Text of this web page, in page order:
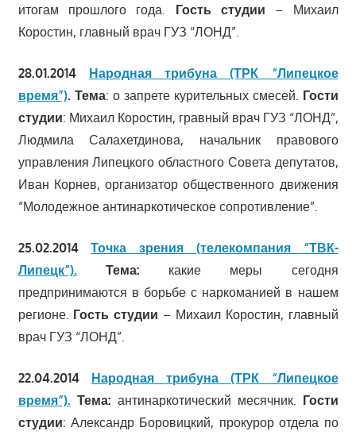
итогам прошлого года. Гость студии – Михаил
Коростин, главный врач ГУЗ “ЛОНД”.
28.01.2014 Народная трибуна (ТРК “Липецкое
время”). Тема: о запрете курительных смесей. Гости
студии: Михаил Коростин, гравный врач ГУЗ “ЛОНД”,
Людмила Салахетдинова, начальник правового
управления Липецкого областного Совета депутатов,
Иван Корнев, организатор общественного движения
“Молодежное антинаркотическое сопротивление”.
25.02.2014Точка зрения (телекомпания “ТВК-
Липецк”).
Тема: какие меры сегодня
предпринимаются в борьбе с наркоманией в нашем
регионе. Гость студии – Михаил Коростин, главный
врач ГУЗ “ЛОНД”.
22.04.2014 Народная трибуна (ТРК “Липецкое
время”). Тема: антинаркотический месячник. Гости
студии: Александр Боровицкий, прокурор отдела по